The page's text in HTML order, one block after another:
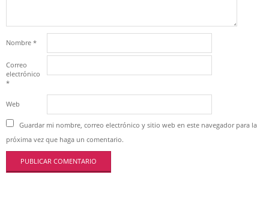
Nombre *
Correo
electrónico
*
Web
Guardar mi nombre, correo electrónico y sitio web en este navegador para la
próxima vez que haga un comentario.